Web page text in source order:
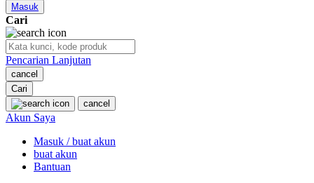
Oh Ma Grain
P
Peachy
Phil & Ted's
Masuk
Cari
Pencarian Lanjutan
cancel
Cari
cancel
Akun Saya
Masuk / buat akun
buat akun
Bantuan